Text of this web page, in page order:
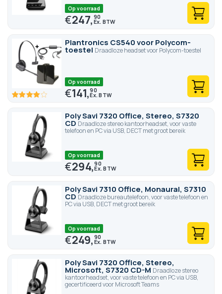
Op voorraad
€247,90
Plantronics CS540 voor Polycom-
toestel Draadloze headset voor Polycom-toestel
80 100
Op voorraad
€141,90
Poly Savi 7320 Office, Stereo, S7320
CD Draadloze stereo kantoorheadset, voor vaste
telefoon en PC via USB, DECT met groot bereik
Op voorraad
€294,90
Poly Savi 7310 Office, Monaural, S7310
CD Draadloze bureautelefoon, voor vaste telefoon en
PC via USB, DECT met groot bereik
Op voorraad
€249,90
Poly Savi 7320 Office, Stereo,
Microsoft, S7320 CD-M Draadloze stereo
kantoorheadset, voor vaste telefoon en PC via USB,
gecertificeerd voor Microsoft Teams